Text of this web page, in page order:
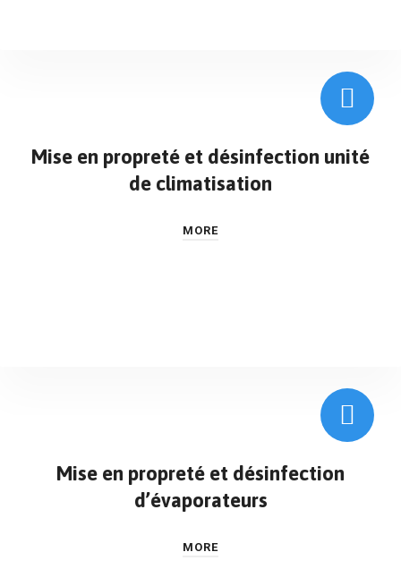
Mise en propreté et désinfection unité
de climatisation
MORE
Mise en propreté et désinfection
d’évaporateurs
MORE